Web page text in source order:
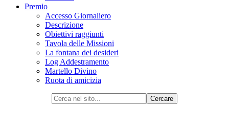
Premio
Accesso Giornaliero
Descrizione
Obiettivi raggiunti
Tavola delle Missioni
La fontana dei desideri
Log Addestramento
Martello Divino
Ruota di amicizia